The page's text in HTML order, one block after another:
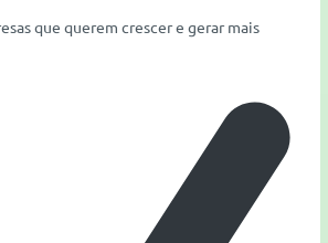
que querem crescer e gerar mais